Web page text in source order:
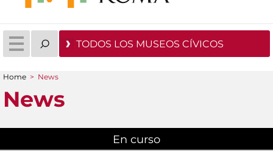
TODOS LOS MUSEOS CÍVICOS
You are here
Home > News
News
En curso